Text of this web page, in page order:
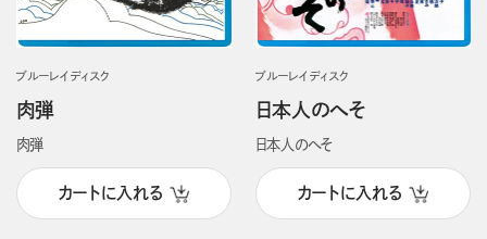
ブルーレイディスク
肉弾
肉弾
カートに入れる
ブルーレイディスク
日本人のへそ
日本人のへそ
カートに入れる